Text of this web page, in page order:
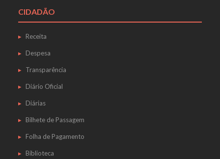
CIDADÃO
Receita
Despesa
Transparência
Diário Oficial
Diárias
Bilhete de Passagem
Folha de Pagamento
Biblioteca